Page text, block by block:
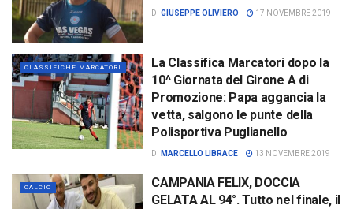
DI GIUSEPPE OLIVIERO 17 NOVEMBRE 2019
CLASSIFICHE MARCATORI
La Classifica Marcatori dopo la
10^ Giornata del Girone A di
Promozione: Papa aggancia la
vetta, salgono le punte della
Polisportiva Puglianello
DI MARCELLO LIBRACE 13 NOVEMBRE 2019
CALCIO
CAMPANIA FELIX, DOCCIA
GELATA AL 94°. Tutto nel finale, il